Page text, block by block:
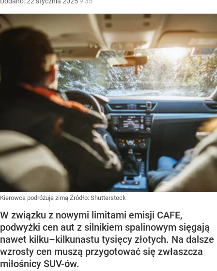
Kierowca podróżuje zimą Źródło: Shutterstock
W związku z nowymi limitami emisji CAFE,
podwyżki cen aut z silnikiem spalinowym sięgają
nawet kilku–kilkunastu tysięcy złotych. Na dalsze
wzrosty cen muszą przygotować się zwłaszcza
miłośnicy SUV-ów.